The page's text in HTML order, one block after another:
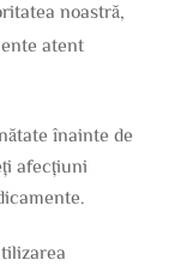
noastră,
atent
înainte de
afecțiuni